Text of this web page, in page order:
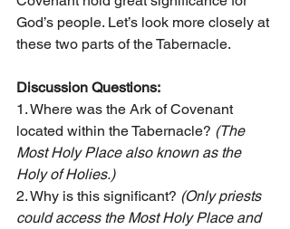
God’s people. Let’s look more closely at
these two parts of the Tabernacle.
Discussion Questions:
1. Where was the Ark of Covenant
located within the Tabernacle? (The
Most Holy Place also known as the
Holy of Holies.)
2. Why is this significant? (Only priests
could access the Most Holy Place and